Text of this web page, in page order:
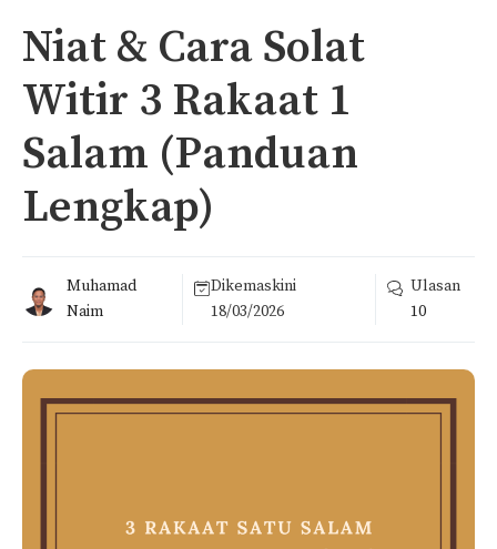
Niat & Cara Solat
Witir 3 Rakaat 1
Salam (Panduan
Lengkap)
Muhamad
Naim
Dikemaskini
18/03/2026
Ulasan
10